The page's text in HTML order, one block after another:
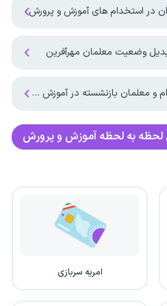
در استخدام های آموزش و پرورش
وضعیت معلمان مهرآفرین
بازنشسته در آموزش و پرورش
لحظه به لحظه آموزش و پرورش
امریه سربازی